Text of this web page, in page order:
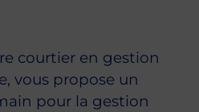
courtier en gestion
vous propose un
pour la gestion